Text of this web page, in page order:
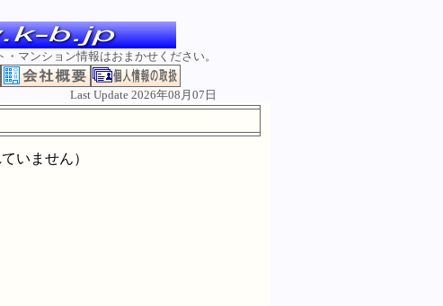
マンション情報はおまかせください。
Last Update 2026年08月07日